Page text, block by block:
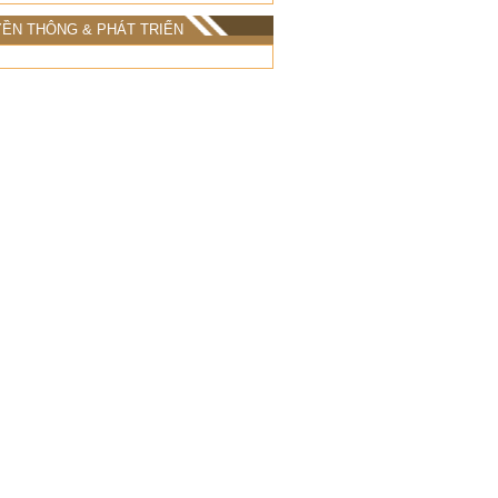
THÔNG & PHÁT TRIỂN